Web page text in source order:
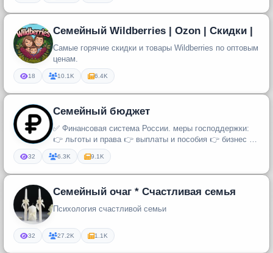
Семейный Wildberries | Ozon | Скидки |
Самые горячие скидки и товары Wildberries по оптовым
ценам.
18 10.1K 6.4K
Семейный бюджет
✅ Финансовая система России. меры господдержки:
👉 льготы и права 👉 выплаты и пособия 👉 бизнес и
налоги 👉 банки и кредит...
32 6.3K 9.1K
Семейный очаг * Счастливая семья
Психология счастливой семьи
32 27.2K 1.1K